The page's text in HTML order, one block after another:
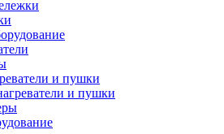
и пушки
и пушки